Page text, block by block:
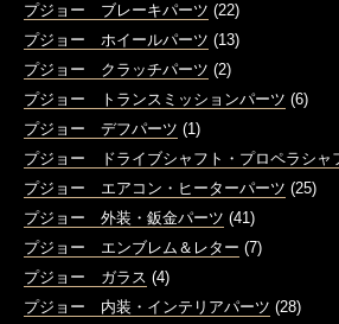
プジョー ブレーキパーツ (22)
プジョー ホイールパーツ (13)
プジョー クラッチパーツ (2)
プジョー トランスミッションパーツ (6)
プジョー デフパーツ (1)
プジョー ドライブシャフト・プロペラシャ
プジョー エアコン・ヒーターパーツ (25)
プジョー 外装・鈑金パーツ (41)
プジョー エンブレム＆レター (7)
プジョー ガラス (4)
プジョー 内装・インテリアパーツ (28)